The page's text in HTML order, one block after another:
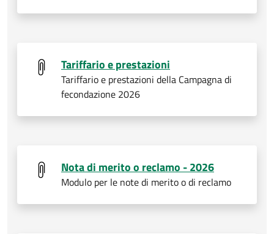
Tariffario e prestazioni
Tariffario e prestazioni della Campagna di
fecondazione 2026
Nota di merito o reclamo - 2026
Modulo per le note di merito o di reclamo